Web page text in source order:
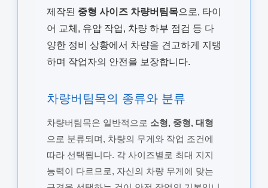
제작된 중형 사이즈 차량버팀목으로, 타이
어 교체, 유압 작업, 차량 하부 점검 등 다
양한 정비 상황에서 차량을 견고하게 지탱
하며 작업자의 안전을 보장합니다.
차량버팀목의 종류와 분류
차량버팀목은 일반적으로 소형, 중형, 대형
으로 분류되며, 차량의 무게와 작업 조건에
따라 선택됩니다. 각 사이즈별로 최대 지지
능력이 다르므로, 자신의 차량 무게에 맞는